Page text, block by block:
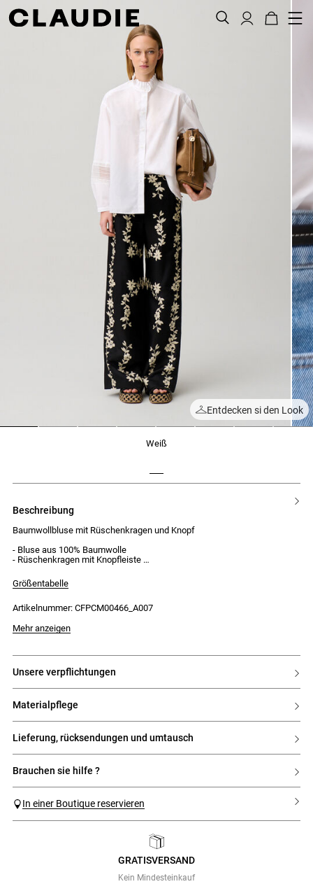
Entdecken si den Look
weiß
beschreibung
Baumwollbluse mit Rüschenkragen und Knopf
- Bluse aus 100% Baumwolle
- Rüschenkragen mit Knopfleiste
- Lange Ärmel
- Öffnung mit Stickerei
- Oversize geschnitten
Größentabelle
Artikelnummer: CFPCM00466_A007
Das Model ist 176cm groß und trägt Größe 32
Mehr anzeigen
unsere verpflichtungen
materialpflege
lieferung, rücksendungen und umtausch
brauchen sie hilfe ?
In einer Boutique reservieren
GRATISVERSAND
Kein Mindesteinkauf